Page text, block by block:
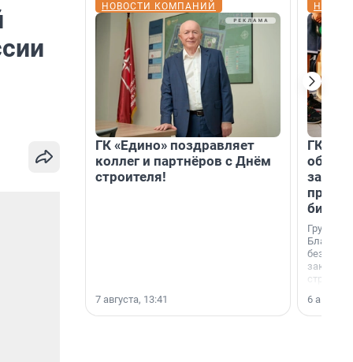
НОВОСТИ КОМПАНИЙ
ГК «Едино» поздравляет
коллег и партнёров с Днём
строителя!
7 августа, 13:41
ГК
Группа
6